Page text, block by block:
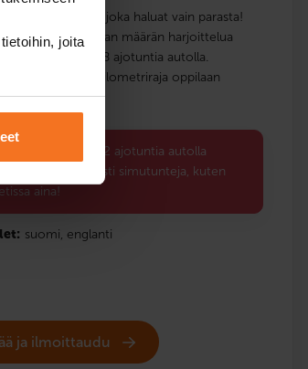
joita
sopii sinulle, joka haluat vain parasta!
sisältää rajattoman määrän harjoittelua
ja huimat 18 ajotuntia autolla.
ajotunneille. Kilometriraja oppilaan
on 15 km.
to School -etusi: 2 ajotuntia autolla
päälle ja rajattomasti simutunteja, kuten
aina!
suomi, englanti
ja ilmoittaudu